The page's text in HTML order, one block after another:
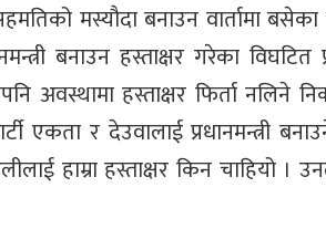
मस्यौदा बनाउन वार्तामा
बनाउन हस्ताक्षर गरेका विघटित
हस्ताक्षर फिर्ता नलिने
एकता र देउवालाई प्रधानमन्त्री
हाम्रा हस्ताक्षर किन चाहियो